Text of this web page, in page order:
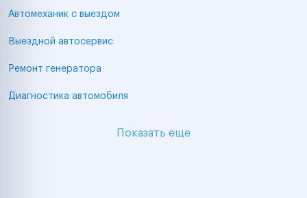
Автомеханик с выездом
Выездной автосервис
Ремонт генератора
Диагностика автомобиля
Показать еще